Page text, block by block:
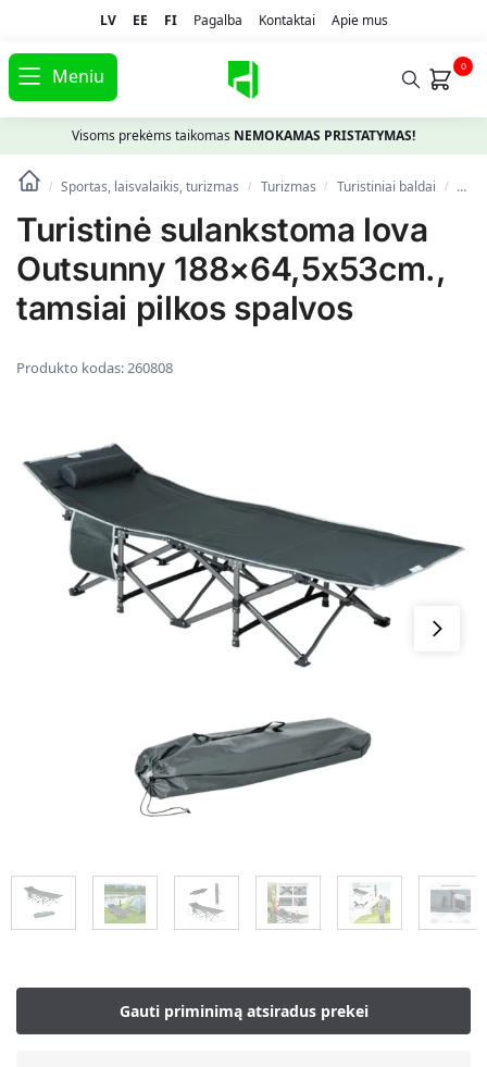
LV EE FI Pagalba Kontaktai Apie mus
Meniu 0
Visoms prekėms taikomas NEMOKAMAS PRISTATYMAS!
/ Sportas, laisvalaikis, turizmas / Turizmas / Turistiniai baldai /
Turistinė sulankstoma lova
Outsunny 188×64,5x53cm.,
tamsiai pilkos spalvos
Produkto kodas:260808